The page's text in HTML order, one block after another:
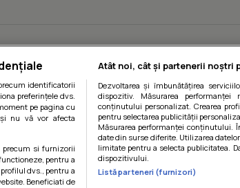
identificatorii
preferințele dvs.
pe pagina cu
nu vă vor afecta
precum si furnizorii
pentru a
dvs., pentru a
Beneficiati de
Atât noi, cât și partenerii noștri
Dezvoltarea și îmbunătățirea
dispozitiv. Măsurarea performanței
conținutului personalizat. Crearea
pentru selectarea publicității
Măsurarea performanței conținutului.
date din surse diferite. Utilizarea
limitate pentru a selecta publicitatea.
dispozitivului.
Listă parteneri (furnizori)